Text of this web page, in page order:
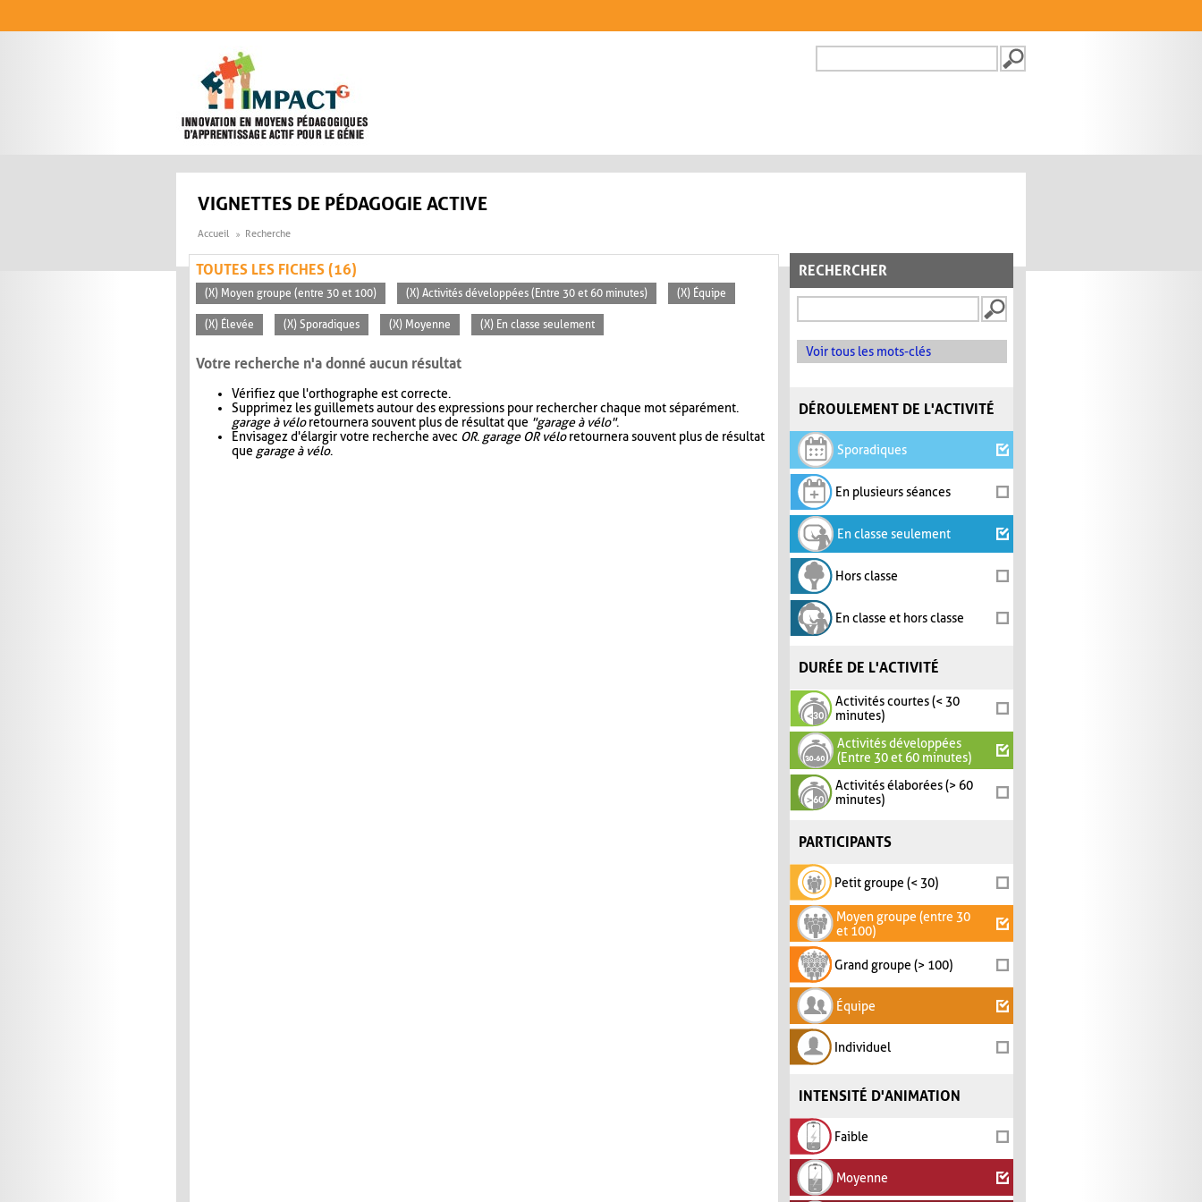
FORMULAIRE DE
VIGNETTES DE PÉDAGOGIE ACTIVE
Accueil Recherche
RECHERCHER
Voir tous les mots-clés
DÉROULEMENT DE L'ACTIVITÉ
Sporadiques
En plusieurs séances
En classe seulement
Hors classe
En classe et hors classe
DURÉE DE L'ACTIVITÉ
Activités courtes (< 30
minutes)
Activités développées
(Entre 30 et 60 minutes)
Activités élaborées (> 60
minutes)
PARTICIPANTS
Petit groupe (< 30)
Moyen groupe (entre 30
et 100)
Grand groupe (> 100)
Équipe
Individuel
INTENSITÉ D'ANIMATION
Faible
Moyenne
TOUTES LES FICHES (16)
(X) Moyen groupe (entre 30 et 100) (X) Activités développées (Entre 30 et 60 minutes) (X) Équipe
(X) Élevée (X) Sporadiques (X) Moyenne (X) En classe seulement
Votre recherche n'a donné aucun résultat
Vérifiez que l'orthographe est correcte.
Supprimez les guillemets autour des expressions pour rechercher chaque mot séparément.
garage à véloretournera souvent plus de résultat que "garage à vélo".
Envisagez d'élargir votre recherche avec OR. garage OR véloretournera souvent plus de résultat
que garage à vélo.